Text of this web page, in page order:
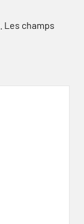
Les champs